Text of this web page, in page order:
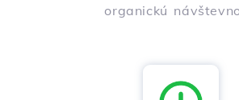
organickú